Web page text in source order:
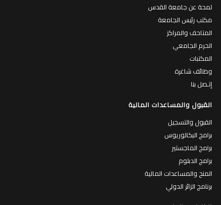
لمحة عن جامعة القدس
مكتب رئيس الجامعة
المتاحف والمراكز
الحرم الجامعي
المكتبات
وظائف شاغرة
إتـصل بنا
القبول والمساعدات المالية
القبول والتسجيل
برامج البكالوريوس
برامج الماجستير
برامج الدبلوم
المنح والمساعدات المالية
برنامج الزائر الدولي